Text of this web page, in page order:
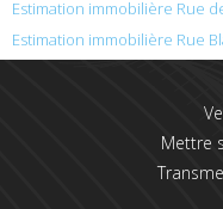
Estimation immobilière Rue
Estimation immobilière Rue
Mettre